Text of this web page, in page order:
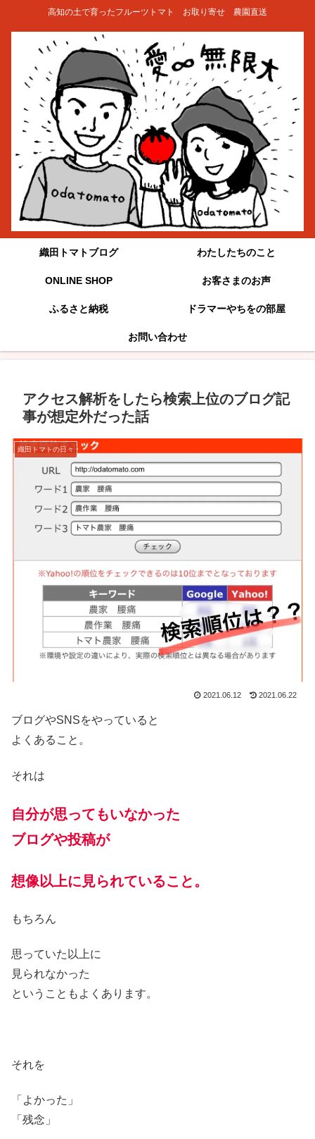
高知の土で育ったフルーツトマト お取り寄せ 農園直送
織田トマトブログ わたしたちのこと
ONLINE SHOP お客さまのお声
ふるさと納税 ドラマーやちをの部屋
お問い合わせ
アクセス解析をしたら検索上位のブログ記
事が想定外だった話
織田トマトの日々
2021.06.12 2021.06.22
ブログやSNSをやっていると
よくあること。
それは
自分が思ってもいなかった
ブログや投稿が
想像以上に見られていること。
もちろん
思っていた以上に
見られなかった
ということもよくあります。
それを
「よかった」
「残念」